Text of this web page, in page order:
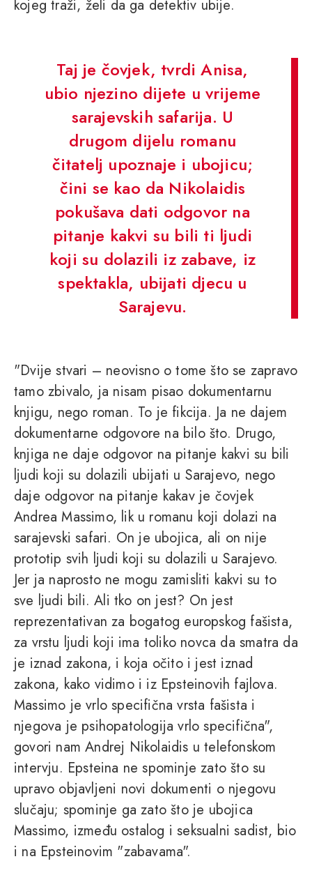
kojeg traži, želi da ga detektiv ubije.
Taj je čovjek, tvrdi Anisa,
ubio njezino dijete u vrijeme
sarajevskih safarija. U
drugom dijelu romanu
čitatelj upoznaje i ubojicu;
čini se kao da Nikolaidis
pokušava dati odgovor na
pitanje kakvi su bili ti ljudi
koji su dolazili iz zabave, iz
spektakla, ubijati djecu u
Sarajevu.
"Dvije stvari – neovisno o tome što se zapravo
tamo zbivalo, ja nisam pisao dokumentarnu
knjigu, nego roman. To je fikcija. Ja ne dajem
dokumentarne odgovore na bilo što. Drugo,
knjiga ne daje odgovor na pitanje kakvi su bili
ljudi koji su dolazili ubijati u Sarajevo, nego
daje odgovor na pitanje kakav je čovjek
Andrea Massimo, lik u romanu koji dolazi na
sarajevski safari. On je ubojica, ali on nije
prototip svih ljudi koji su dolazili u Sarajevo.
Jer ja naprosto ne mogu zamisliti kakvi su to
sve ljudi bili. Ali tko on jest? On jest
reprezentativan za bogatog europskog fašista,
za vrstu ljudi koji ima toliko novca da smatra da
je iznad zakona, i koja očito i jest iznad
zakona, kako vidimo i iz Epsteinovih fajlova.
Massimo je vrlo specifična vrsta fašista i
njegova je psihopatologija vrlo specifična",
govori nam Andrej Nikolaidis u telefonskom
intervju. Epsteina ne spominje zato što su
upravo objavljeni novi dokumenti o njegovu
slučaju; spominje ga zato što je ubojica
Massimo, između ostalog i seksualni sadist, bio
i na Epsteinovim "zabavama".